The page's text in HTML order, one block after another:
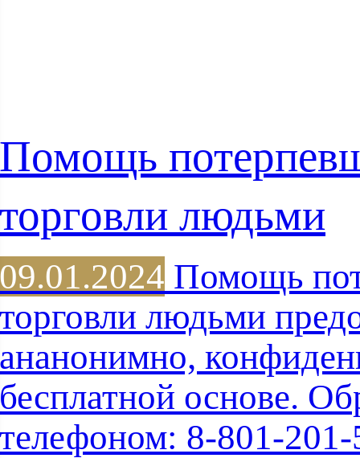
Помощь
торговли людьми
09.01.2024 Помощь
торговли людьми
ананонимно,
бесплатной основе.
телефоном: 8-801-